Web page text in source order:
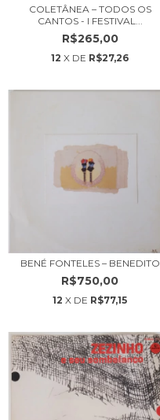
COLETÂNEA – TODOS OS
CANTOS - I FESTIVAL...
R$265,00
12 X DE R$27,26
BENÉ FONTELES – BENEDITO
R$750,00
12 X DE R$77,15